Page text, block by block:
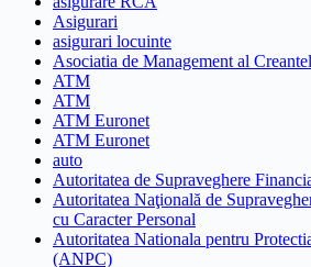
Asigurari
asigurari locuinte
Asociatia de Management al
ATM
ATM
ATM Euronet
ATM Euronet
auto
Autoritatea de Supraveghere
Autoritatea Naţională de
cu Caracter Personal
Autoritatea Nationala pentru
(ANPC)